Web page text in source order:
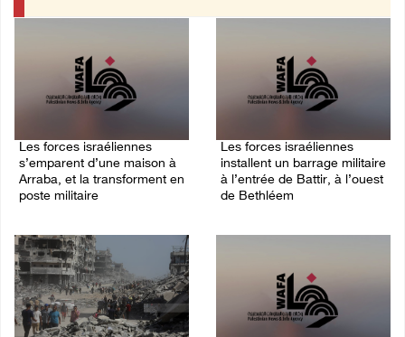
Les forces israéliennes
s’emparent d’une maison à
Arraba, et la transforment en
poste militaire
Les forces israéliennes
installent un barrage militaire
à l’entrée de Battir, à l’ouest
de Bethléem